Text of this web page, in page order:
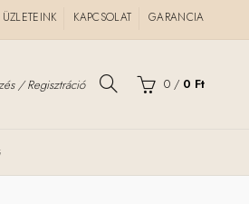
ÜZLETEINK KAPCSOLAT GARANCIA
/ Regisztráció 0 / 0 Ft